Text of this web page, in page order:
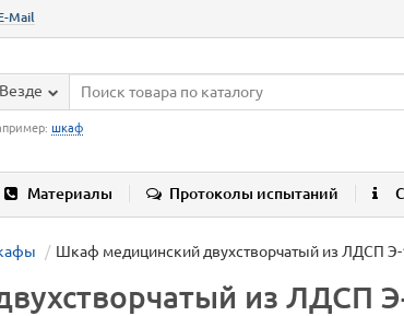
Mail
Везде
шкаф
Материалы Протоколы испытаний
Шкаф медицинский двухстворчатый из ЛДСП
из ЛДСП